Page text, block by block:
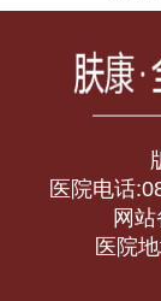
医院电话
网
医院